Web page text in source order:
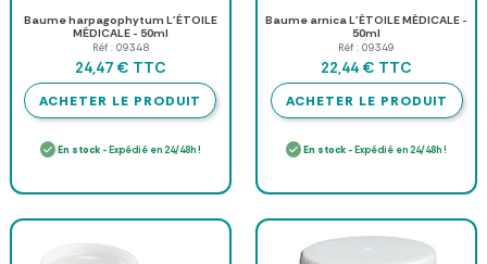
Baume harpagophytum L'ÉTOILE
MÉDICALE - 50ml
Réf : 09348
24,47 € TTC
ACHETER LE PRODUIT
En stock- Expédié en 24/48h !
Baume arnica L'ÉTOILE MÉDICALE -
50ml
Réf : 09349
22,44 € TTC
ACHETER LE PRODUIT
En stock - Expédié en 24/48h !